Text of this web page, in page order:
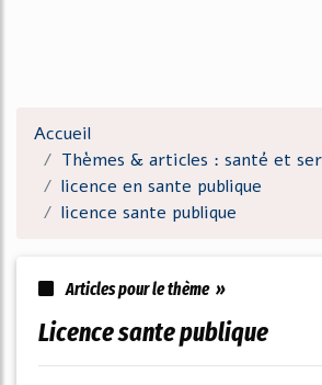
Accueil
Thèmes & articles : santé et
licence en sante publique
licence sante publique
Articles pour le thème »
licence sante publique